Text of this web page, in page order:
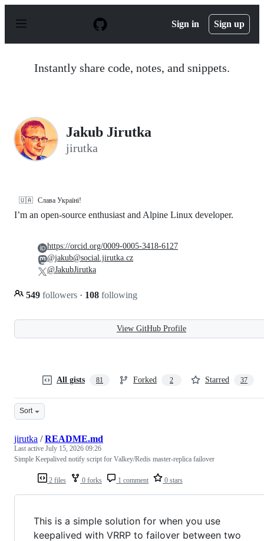
p
Sign in Sign up
Instantly share code, notes, and snippets.
Jakub Jirutka
jirutka
🇺🇦 Слава Україні!
I’m an open-source enthusiast and Alpine Linux developer.
549 followers · 108 following
https://orcid.org/0009-0005-3418-6127
@jakub@social.jirutka.cz
@JakubJirutka
View GitHub Profile
All gists 81 Forked 2 Starred 37
Sort
2 files 0 forks 1 comment 0 stars
jirutka /README.md
Last active July 15, 2026 09:26
Simple Keepalived notify script for Valkey/Redis master-replica failover
This is a simple solution for when you use
keepalived with VRRP to failover between two